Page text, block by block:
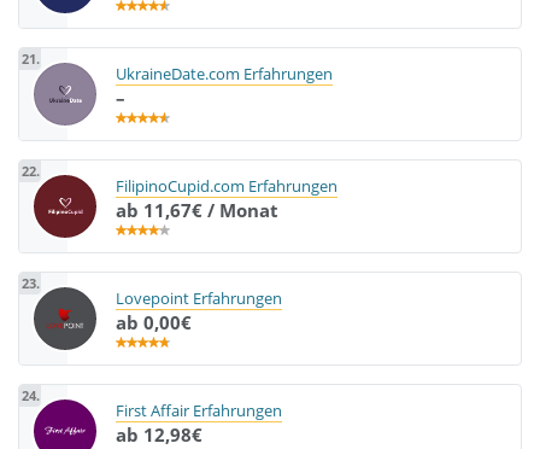
21.
UkraineDate.com Erfahrungen
–
22.
FilipinoCupid.com Erfahrungen
ab 11,67€ / Monat
23.
Lovepoint Erfahrungen
ab 0,00€
24.
First Affair Erfahrungen
ab 12,98€